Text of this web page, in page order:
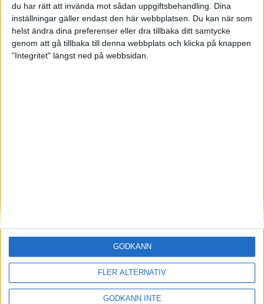
du har rätt att invända mot sådan uppgiftsbehandling. Dina
inställningar gäller endast den här webbplatsen. Du kan när som
helst ändra dina preferenser eller dra tillbaka ditt samtycke
genom att gå tillbaka till denna webbplats och klicka på knappen
"Integritet" längst ned på webbsidan.
FLER ALTERNATIV
GODKÄNN INTE
GODKÄNN
håller det bestämda tempot.
SENASTE NYHETERNA
» Alla artiklar
INTRESSANTA LOPP
Höstrusket • 8 november